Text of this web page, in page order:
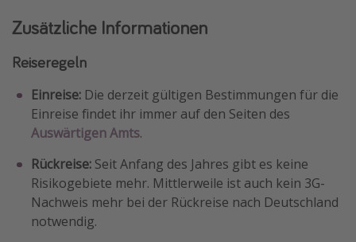
Zusätzliche Informationen
Reiseregeln
Einreise: Die derzeit gültigen Bestimmungen für die
Einreise findet ihr immer auf den Seiten des
Auswärtigen Amts.
Rückreise: Seit Anfang des Jahres gibt es keine
Risikogebiete mehr. Mittlerweile ist auch kein 3G-
Nachweis mehr bei der Rückreise nach Deutschland
notwendig.